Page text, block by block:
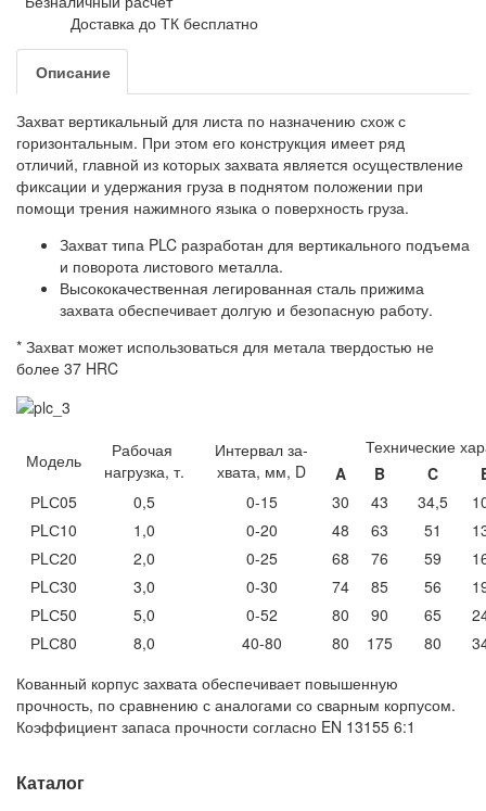
Доставка до ТК бесплатно
Описание
Захват вертикальный для листа по назначению схож с
горизонтальным. При этом его конструкция имеет ряд
отличий, главной из которых захвата является осуществление
фиксации и удержания груза в поднятом положении при
помощи трения нажимного языка о поверхность груза.
Захват типа PLC разработан для вертикального подъема
и поворота листового металла.
Высококачественная легированная сталь прижима
захвата обеспечивает долгую и безопасную работу.
* Захват может использоваться для метала твердостью не
более 37 HRC
Модель
Рабочая
нагрузка, т.
Интервал за-
хвата, мм, D
Технические
A
B C
РLС05
0,5 0-15 30 43 34,5
РLС10 1,0 0-20 48 63 51
РLС20 2,0 0-25 68 76 59
РLС30 3,0 0-30 74 85 56
РLС50 5,0 0-52 80 90 65
РLС80 8,0 40-80 80 175 80
Кованный корпус захвата обеспечивает повышенную
прочность, по сравнению с аналогами со сварным корпусом.
Коэффициент запаса прочности согласно EN 13155 6:1
Каталог